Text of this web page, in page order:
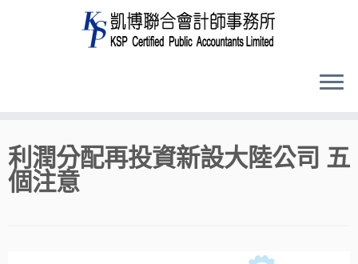
to
content
利潤分配再投資新設大陸公司 五
個注意